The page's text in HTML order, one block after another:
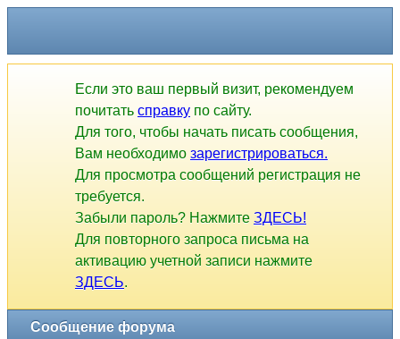
Если это ваш первый визит, рекомендуем
почитать справку по сайту.
Для того, чтобы начать писать сообщения,
Вам необходимо зарегистрироваться.
Для просмотра сообщений регистрация не
требуется.
Забыли пароль? Нажмите ЗДЕСЬ!
Для повторного запроса письма на
активацию учетной записи нажмите
ЗДЕСЬ.
Сообщение форума